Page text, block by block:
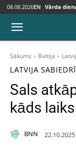
08.08.2026EN Vārda
Sākums Baltija
LATVIJA
Sals
kāds
BNN